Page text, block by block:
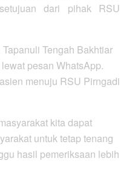
dari pihak RSU
Tengah Bakhtiar
pesan WhatsApp.
menuju RSU Pirngadi
kita dapat
untuk tetap tenang
hasil pemeriksaan lebih